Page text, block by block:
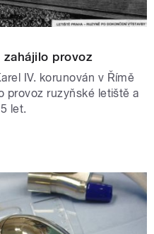
provoz
IV. korunován v Římě
provoz ruzyňské letiště a
let.